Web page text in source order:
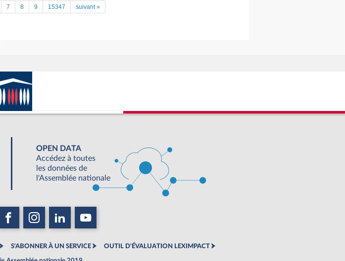
7 8 9 15347 suivant »
OPEN DATA
Accédez à toutes
les données de
l'Assemblée nationale
S'ABONNER À UN SERVICE OUTIL D'ÉVALUATION LEXIMPACT